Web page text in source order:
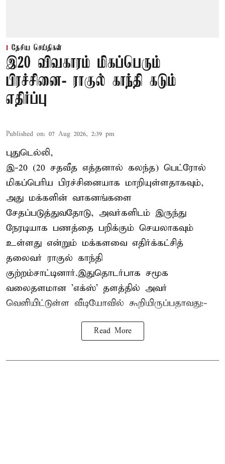
தேசிய செய்திகள்
இ20 விவகாரம் மிகப்பெரும்
பிரச்சினை- ராகுல் காந்தி கடும்
எதிர்ப்பு
Published on: 07 Aug 2026, 2:39 pm
புதுடெல்லி,
இ-20 (20 சதவீத எத்தனால் கலந்த) பெட்ரோல்
மிகப்பெரிய பிரச்சினையாக மாறியுள்ளதாகவும்,
அது மக்களின் வாகனங்களை
சேதப்படுத்துவதோடு, அவர்களிடம் இருந்து
நேரடியாக பணத்தை பறிக்கும் செயலாகவும்
உள்ளது என்றும் மக்களவை எதிர்க்கட்சித்
தலைவர் ராகுல் காந்தி
குற்றம்சாட்டினார்.இதுதொடர்பாக சமூக
வலைதளமான 'எக்ஸ்' தளத்தில் அவர்
வெளியிட்டுள்ள வீடியோவில் கூறியிருப்பதாவது:-
Read More